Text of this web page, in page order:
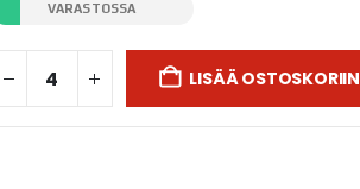
VARASTOSSA
LISÄÄ OSTOSKORIIN